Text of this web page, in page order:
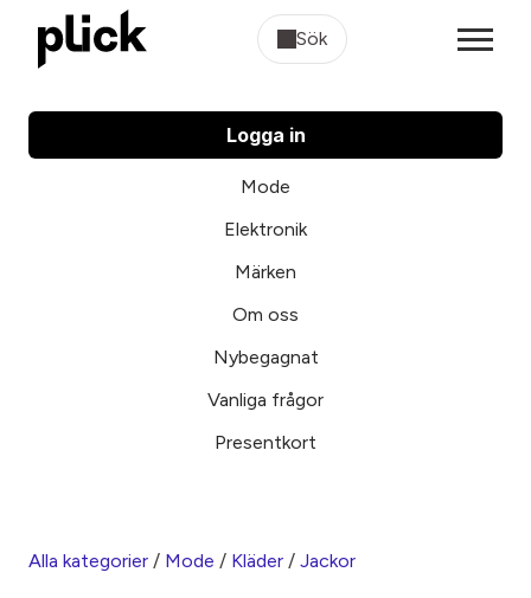
Sök
Logga in
Mode
Elektronik
Märken
Om oss
Nybegagnat
Vanliga frågor
Presentkort
Alla kategorier / Mode / Kläder / Jackor